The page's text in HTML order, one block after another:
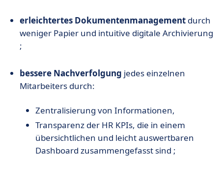
erleichtertes Dokumentenmanagement durch
weniger Papier und intuitive digitale Archivierung
;
bessere Nachverfolgung jedes einzelnen
Mitarbeiters durch:
Zentralisierung von Informationen,
Transparenz der HR KPIs, die in einem
übersichtlichen und leicht auswertbaren
Dashboard zusammengefasst sind ;